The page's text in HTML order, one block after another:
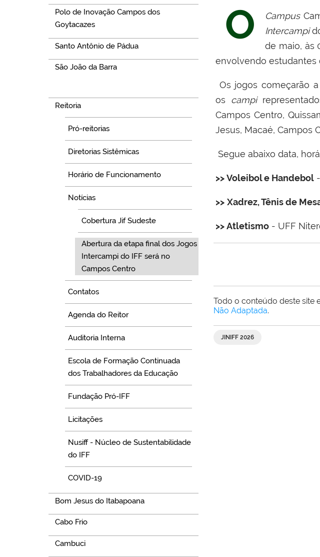
Polo de Inovação Campos dos
Goytacazes
Santo Antônio de Pádua
São João da Barra
Reitoria
Pró-reitorias
Diretorias Sistêmicas
Horário de Funcionamento
Notícias
Cobertura Jif Sudeste
Abertura da etapa final dos Jogos
Intercampi do IFF será no
Campos Centro
Contatos
Agenda do Reitor
Auditoria Interna
Escola de Formação Continuada
dos Trabalhadores da Educação
Fundação Pró-IFF
Licitações
Nusiff - Núcleo de Sustentabilidade
do IFF
COVID-19
Bom Jesus do Itabapoana
Cabo Frio
Cambuci
O Campus
Intercampi
de maio, às
envolvendo estudantes
Os jogos começarão
os campi
Campos Centro,
Jesus, Macaé, Campos
Segue abaixo data,
>> Voleibol e Handebol
>> Xadrez, Tênis de
>> Atletismo - UFF
Todo o conteúdo deste site
Não Adaptada.
JINIFF 2026